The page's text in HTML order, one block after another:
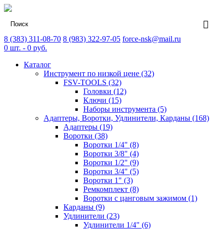
8 (383) 311-08-70 8 (983) 322-97-05 force-nsk@mail.ru
0 шт. - 0 руб.
Каталог
Инструмент по низкой цене (32)
FSV-TOOLS (32)
Головки (12)
Ключи (15)
Наборы инструмента (5)
Адаптеры, Воротки, Удлинители, Карданы (168)
Адаптеры (19)
Воротки (38)
Воротки 1/4" (8)
Воротки 3/8" (4)
Воротки 1/2" (9)
Воротки 3/4" (5)
Воротки 1" (3)
Ремкомплект (8)
Воротки с цанговым зажимом (1)
Карданы (9)
Удлинители (23)
Удлинители 1/4" (6)